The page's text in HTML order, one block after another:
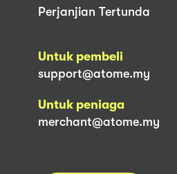
Perjanjian Tertunda
Untuk pembeli
support@atome.my
Untuk peniaga
merchant@atome.my